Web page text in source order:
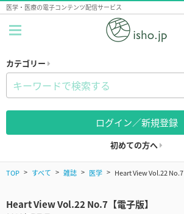
医学・医療の電子コンテンツ配信サービス
カテゴリー
ログイン／新規登録
初めての方へ
TOP すべて 雑誌 医学 Heart View Vol.22 No.7
Heart View Vol.22 No.7【電子版】